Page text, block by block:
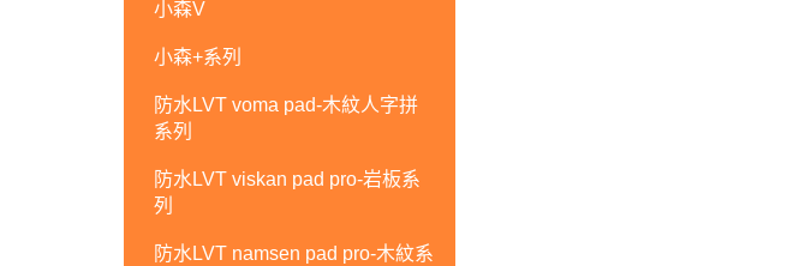
小森V
小森+系列
防水LVT voma pad-木紋人字拼
系列
防水LVT viskan pad pro-岩板系
列
防水LVT namsen pad pro-木紋系